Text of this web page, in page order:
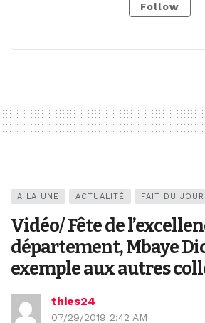
Follow
A LA UNE ACTUALITÉ FAIT DU JOUR
Vidéo/ Fête de
département, Mbaye
exemple aux autres
thies24
07/29/2019 2:42 AM